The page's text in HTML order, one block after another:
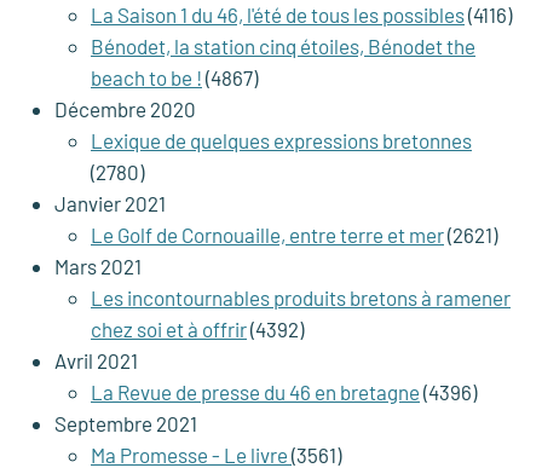
La Saison 1 du 46, l'été de tous les possibles(4116)
Bénodet, la station cinq étoiles, Bénodet the
beach to be ! (4867)
Décembre 2020
Lexique de quelques expressions bretonnes
(2780)
Janvier 2021
Le Golf de Cornouaille, entre terre et mer(2621)
Mars 2021
Les incontournables produits bretons à ramener
chez soi et à offrir(4392)
Avril 2021
La Revue de presse du 46 en bretagne (4396)
Septembre 2021
Ma Promesse - Le livre (3561)